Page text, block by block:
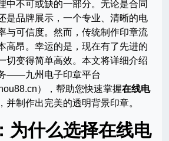
中不可或缺的一部分。无论是合同
是品牌展示，一个专业、清晰的电
与可信度。然而，传统制作印章流
高昂。幸运的是，现在有了先进的
切变得简单高效。本文将详细介绍
——九州电子印章平台
），帮助您快速掌握在线电
并制作出完美的透明背景印章。
为什么选择在线电